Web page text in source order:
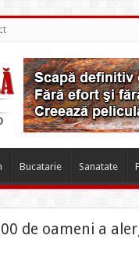
Bucatarie Sanatate
de oameni a